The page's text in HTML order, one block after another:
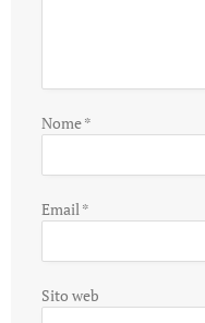
Nome*
Email*
Sito web